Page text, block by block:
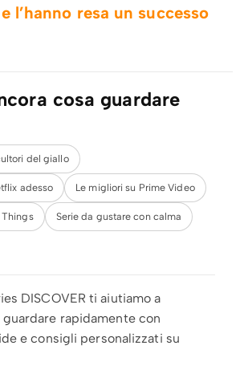
l’hanno resa un successo
cosa guardare
del giallo
adesso Le migliori su Prime Video
Things Serie da gustare con calma
DISCOVER ti aiutiamo a
rapidamente con
e consigli personalizzati su